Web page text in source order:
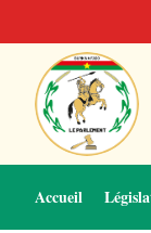
Accueil